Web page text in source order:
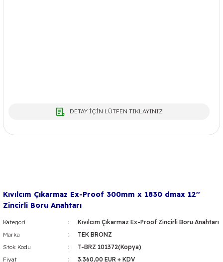
DETAY İÇİN LÜTFEN TIKLAYINIZ
Kıvılcım Çıkarmaz Ex-Proof 300mm x 1830 dmax 12''
Zincirli Boru Anahtarı
Kategori
Kıvılcım Çıkarmaz Ex-Proof Zincirli Boru Anahtarı
Marka
TEK BRONZ
Stok Kodu
T-BRZ 101372(Kopya)
Fiyat
3.360,00 EUR + KDV